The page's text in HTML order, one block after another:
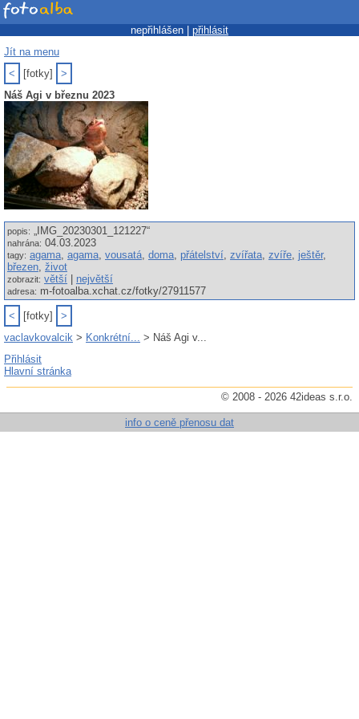
nepřihlášen | přihlásit
Jít na menu
<
[fotky]
>
Náš Agi v březnu 2023
popis: „IMG_20230301_121227“
nahrána: 04.03.2023
tagy: agama, agama, vousatá, doma, přátelství, zvířata, zvíře, ještěr,
březen, život
zobrazit: větší největší
adresa: m-fotoalba.xchat.cz/fotky/27911577
< [fotky]
>
vaclavkovalcik > Konkrétní... > Náš Agi v...
Přihlásit
Hlavní stránka
© 2008 - 2026 42ideas s.r.o.
info o ceně přenosu dat